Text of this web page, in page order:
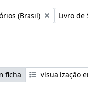
(Brasil) Livro de
ficha
Visualização